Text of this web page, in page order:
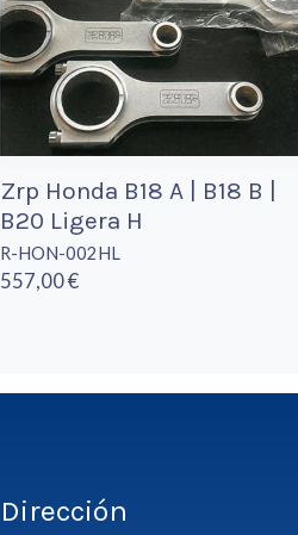
Zrp Honda B18 A | B18 B |
B20 Ligera H
R-HON-002HL
557,00 €
Dirección